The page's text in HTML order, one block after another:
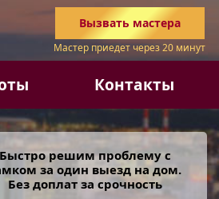
Вызвать мастера
Мастер приедет через 20 минут
Контакты
Быстро решим проблему с
за один выезд на дом.
Без доплат за срочность